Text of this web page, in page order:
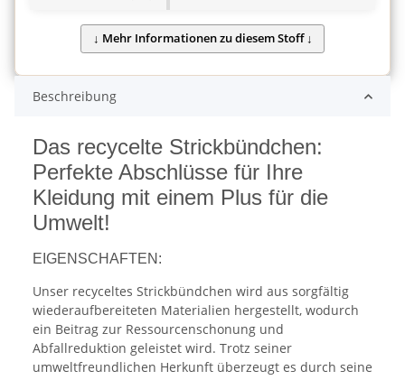
Beschreibung
Das recycelte Strickbündchen:
Perfekte Abschlüsse für Ihre
Kleidung mit einem Plus für die
Umwelt!
EIGENSCHAFTEN:
Unser recyceltes Strickbündchen wird aus sorgfältig
wiederaufbereiteten Materialien hergestellt, wodurch
ein Beitrag zur Ressourcenschonung und
Abfallreduktion geleistet wird. Trotz seiner
umweltfreundlichen Herkunft überzeugt es durch seine